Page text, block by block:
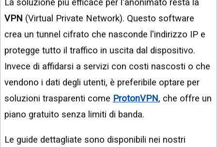
La soluzione più efficace per l'anonimato resta la
VPN (Virtual Private Network). Questo software
crea un tunnel cifrato che nasconde l'indirizzo IP e
protegge tutto il traffico in uscita dal dispositivo.
Invece di affidarsi a servizi con costi nascosti o che
vendono i dati degli utenti, è preferibile optare per
soluzioni trasparenti come ProtonVPN, che offre un
piano gratuito senza limiti di banda.
Le guide dettagliate sono disponibili nei nostri